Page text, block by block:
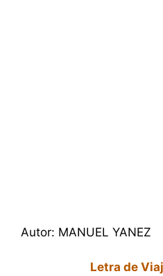
Autor: MANUEL YANEZ
Letra de